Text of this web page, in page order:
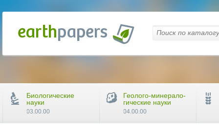
Биологические
науки
03.00.00
Геолого-минерало-
гические науки
04.00.00